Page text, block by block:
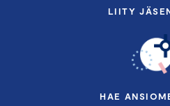
LIITY
HAE